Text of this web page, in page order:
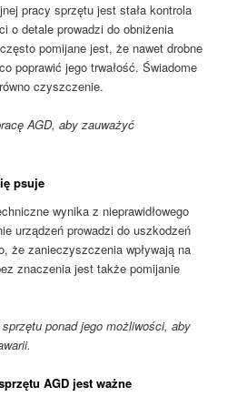
pracy sprzętu jest stała kontrola
o detale prowadzi do obniżenia
pomijane jest, że nawet drobne
poprawić jego trwałość. Świadome
czyszczenie.
AGD, aby zauważyć
psuje
wynika z nieprawidłowego
urządzeń prowadzi do uszkodzeń
że zanieczyszczenia wpływają na
znaczenia jest także pomijanie
ponad jego możliwości, aby
AGD jest ważne